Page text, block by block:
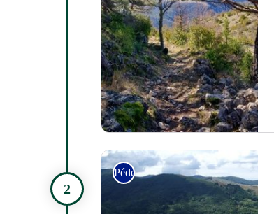
Pédestre